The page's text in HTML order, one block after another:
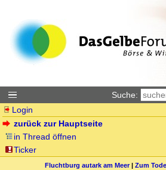
Suche:
Login
zurück zur Hauptseite
in Thread öffnen
Ticker
Fluchtburg autark am Meer| Zum